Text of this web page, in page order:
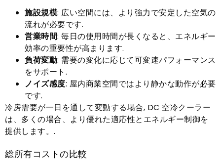
施設規模: 広い空間には、より強力で安定した空気の
流れが必要です.
営業時間: 毎日の使用時間が長くなると、エネルギー
効率の重要性が高まります.
負荷変動: 需要の変化に応じて可変速パフォーマンス
をサポート.
ノイズ感度: 屋内商業空間ではより静かな動作が必要
です.
冷房需要が一日を通して変動する場合, DC 空冷クーラー
は、多くの場合、より優れた適応性とエネルギー制御を
提供します。.
総所有コストの比較